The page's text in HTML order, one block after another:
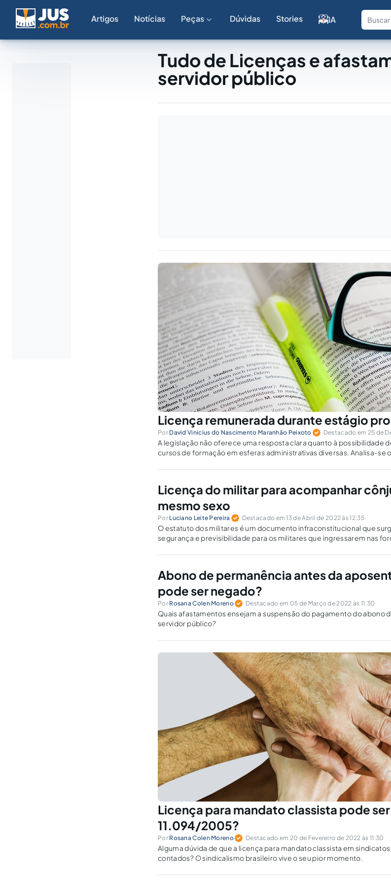
Artigos Notícias Peças Dúvidas Stories IA
Tudo de Licenças e
servidor público
Licença remunerada durante estágio
Por David Vinicius do Nascimento Maranhão Peixoto Destacado em 25 de
A legislação não oferece uma resposta clara quanto à possibilidade
cursos de formação em esferas administrativas diversas. Analisa-se
Licença do militar para acompanhar
mesmo sexo
Por Luciano Leite Pereira Destacado em 13 de Abril de 2022 às 12:35
O estatuto dos militares é um documento infraconstitucional que
segurança e previsibilidade para os militares que ingressarem nas
vida castrense.
Abono de permanência antes da
pode ser negado?
Por Rosana Colen Moreno Destacado em 05 de Março de 2022 às 11:30
Quais afastamentos ensejam a suspensão do pagamento do abono
servidor público?
Licença para mandato classista pode
11.094/2005?
Por Rosana Colen Moreno Destacado em 20 de Fevereiro de 2022 às 11:30
Alguma dúvida de que a licença para mandato classista em
contados? O sindicalismo brasileiro vive o seu pior momento.